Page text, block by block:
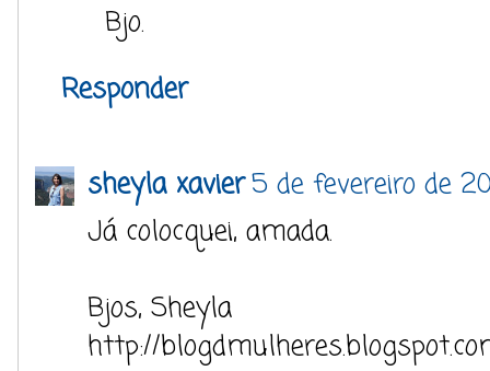
Bjo.
Responder
sheyla xavier5 de fevereiro de
Já colocquei, amada.
Bjos, Sheyla
http://